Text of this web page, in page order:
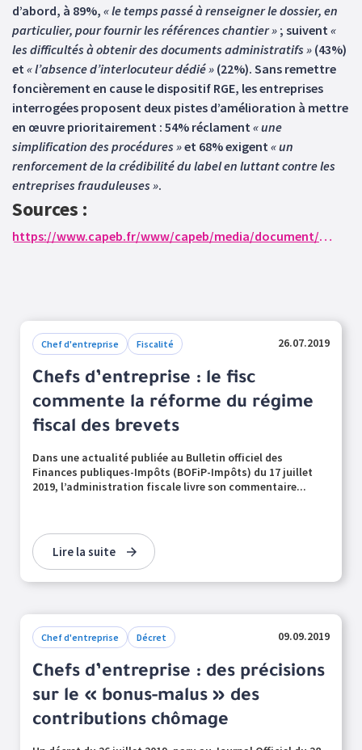
d’abord, à 89%, « le temps passé à renseigner le dossier, en
particulier, pour fournir les références chantier » ; suivent «
les difficultés à obtenir des documents administratifs » (43%)
et « l’absence d’interlocuteur dédié » (22%). Sans remettre
foncièrement en cause le dispositif RGE, les entreprises
interrogées proposent deux pistes d’amélioration à mettre
en œuvre prioritairement : 54% réclament « une
simplification des procédures »et 68% exigent « un
renforcement de la crédibilité du label en luttant contre les
entreprises frauduleuses ».
Sources :
https://www.capeb.fr/www/capeb/media/document/communique-capeb-etude-rge-9-juillet-2019-version-definitive.pdf
Chef d'entreprise Fiscalité 26.07.2019
Chefs d’entreprise : le fisc
commente la réforme du régime
fiscal des brevets
Dans une actualité publiée au Bulletin officiel des
Finances publiques-Impôts (BOFiP-Impôts) du 17 juillet
2019, l’administration fiscale livre son commentaire...
Lire la suite
Chef d'entreprise Décret 09.09.2019
Chefs d’entreprise : des précisions
sur le « bonus-malus » des
contributions chômage